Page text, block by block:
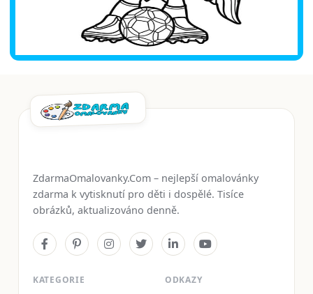
ZdarmaOmalovanky.Com – nejlepší omalovánky
zdarma k vytisknutí pro děti i dospělé. Tisíce
obrázků, aktualizováno denně.
KATEGORIE ODKAZY